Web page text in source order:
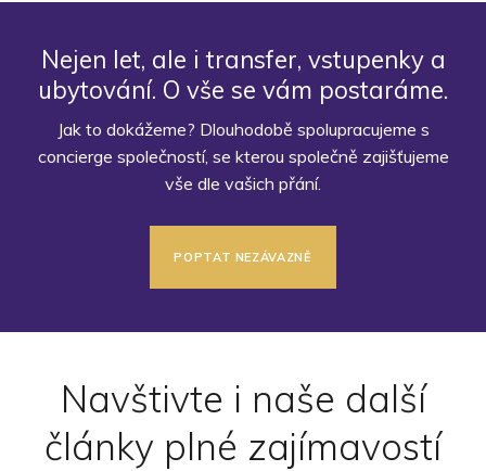
Nejen let, ale i transfer, vstupenky a
ubytování. O vše se vám postaráme.
Jak to dokážeme? Dlouhodobě spolupracujeme s
concierge společností, se kterou společně zajišťujeme
vše dle vašich přání.
POPTAT NEZÁVAZNĚ
Navštivte i naše další
články plné zajímavostí